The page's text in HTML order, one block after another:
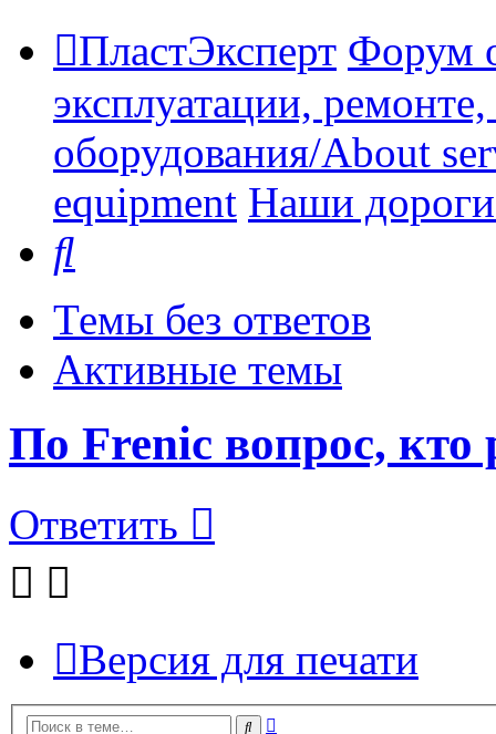
ПластЭксперт Форум
эксплуатации,
оборудования/About
equipment Наши
Темы без ответов
Активные темы
По Frenic вопрос, кто
Ответить
Версия для печати
Поиск